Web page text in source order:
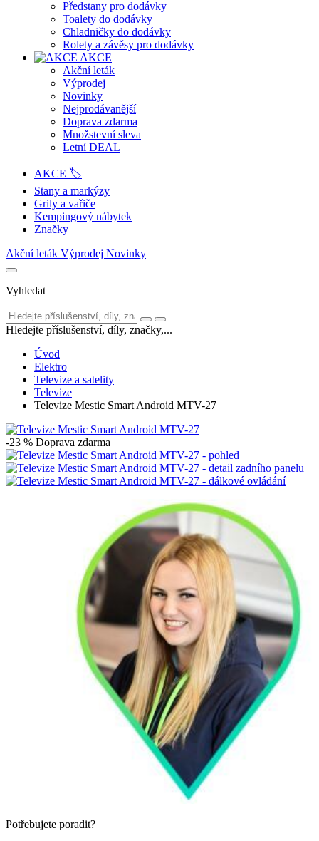
Předstany pro dodávky
Toalety do dodávky
Chladničky do dodávky
Rolety a závěsy pro dodávky
AKCE
Akční leták
Výprodej
Novinky
Nejprodávanější
Doprava zdarma
Množstevní sleva
Letní DEAL
AKCE 🏷️
Stany a markýzy
Grily a vařiče
Kempingový nábytek
Značky
Akční leták Výprodej Novinky
Vyhledat
Hledejte příslušenství, díly, značky,...
Úvod
Elektro
Televize a satelity
Televize
Televize Mestic Smart Android MTV-27
-23 % Doprava zdarma
Potřebujete poradit?